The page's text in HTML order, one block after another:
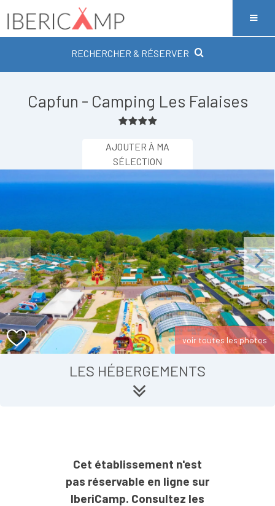
RECHERCHER & RÉSERVER
Capfun - Camping Les Falaises
AJOUTER À MA
SÉLECTION
Next
voir toutes les photos
LES HÉBERGEMENTS
Cet établissement n'est
pas réservable en ligne sur
IberiCamp. Consultez les